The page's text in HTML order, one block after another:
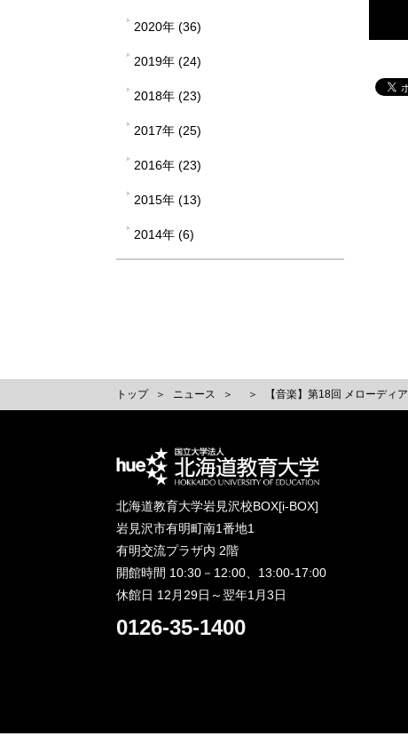
2020年 (36)
2019年 (24)
2018年 (23)
2017年 (25)
2016年 (23)
2015年 (13)
2014年 (6)
トップ ニュース 【音楽】第18回 メローディア
北海道教育大学岩見沢校BOX[i-BOX]
岩見沢市有明町南1番地1
有明交流プラザ内 2階
開館時間 10:30－12:00、13:00-17:00
休館日 12月29日～翌年1月3日
0126-35-1400